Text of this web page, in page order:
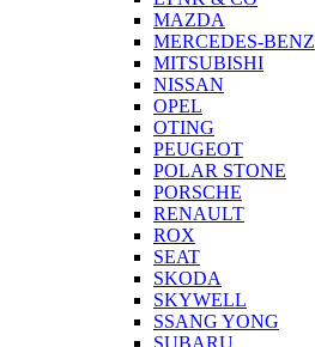
MAZDA
MERCEDES-BENZ
MITSUBISHI
NISSAN
OPEL
OTING
PEUGEOT
POLAR STONE
PORSCHE
RENAULT
ROX
SEAT
SKODA
SKYWELL
SSANG YONG
SUBARU